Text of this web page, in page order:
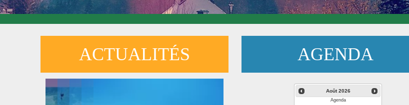
ACTUALITÉS AGENDA
Août 2026
Agenda